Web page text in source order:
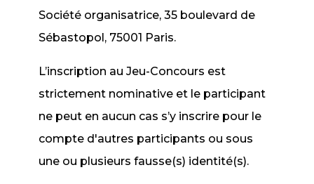
Société organisatrice, 35 boulevard de
Sébastopol, 75001 Paris.
L’inscription au Jeu-Concours est
strictement nominative et le participant
ne peut en aucun cas s’y inscrire pour le
compte d'autres participants ou sous
une ou plusieurs fausse(s) identité(s).